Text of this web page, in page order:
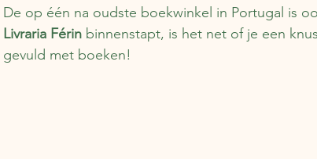
De op één na oudste boekwinkel in Portugal is
Livraria Férin binnenstapt, is het net of je een
gevuld met boeken!